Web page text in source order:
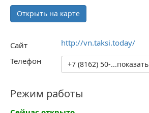
Открыть на карте
Сайт
http://vn.taksi.today/
Телефон
+7 (8162) 50-...показать
Режим работы